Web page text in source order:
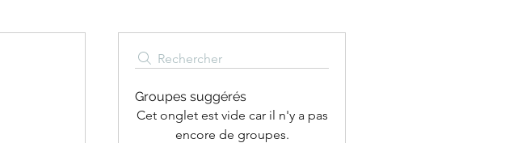
Rechercher
Groupes suggérés
Cet onglet est vide car il n'y a pas
encore de groupes.